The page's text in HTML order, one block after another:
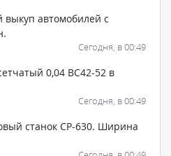
автомобилей с
Сегодня, в 00:49
0,04 ВС42-52 в
Сегодня, в 00:49
станок СР-630. Ширина